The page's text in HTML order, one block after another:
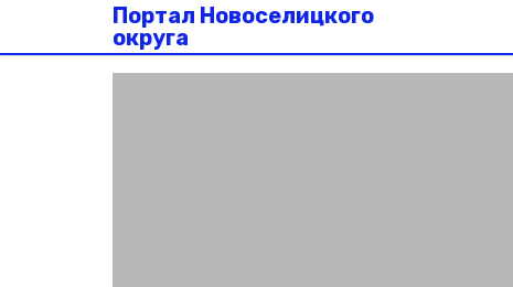
Портал Новоселицкого
округа